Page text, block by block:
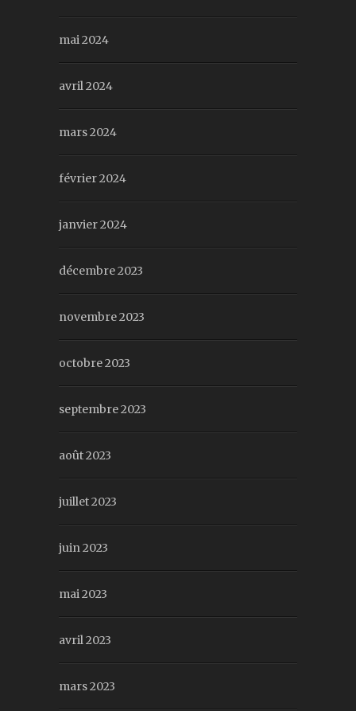
mai 2024
avril 2024
mars 2024
février 2024
janvier 2024
décembre 2023
novembre 2023
octobre 2023
septembre 2023
août 2023
juillet 2023
juin 2023
mai 2023
avril 2023
mars 2023